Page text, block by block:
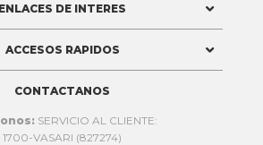
ENLACES DE INTERES
ACCESOS RAPIDOS
CONTACTANOS
SERVICIO AL CLIENTE:
1700-VASARI (827274)